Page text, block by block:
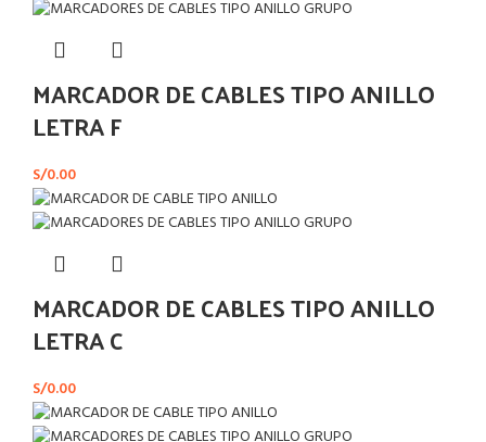
MARCADOR DE CABLES TIPO ANILLO
LETRA F
S/0.00
MARCADOR DE CABLES TIPO ANILLO
LETRA C
S/0.00